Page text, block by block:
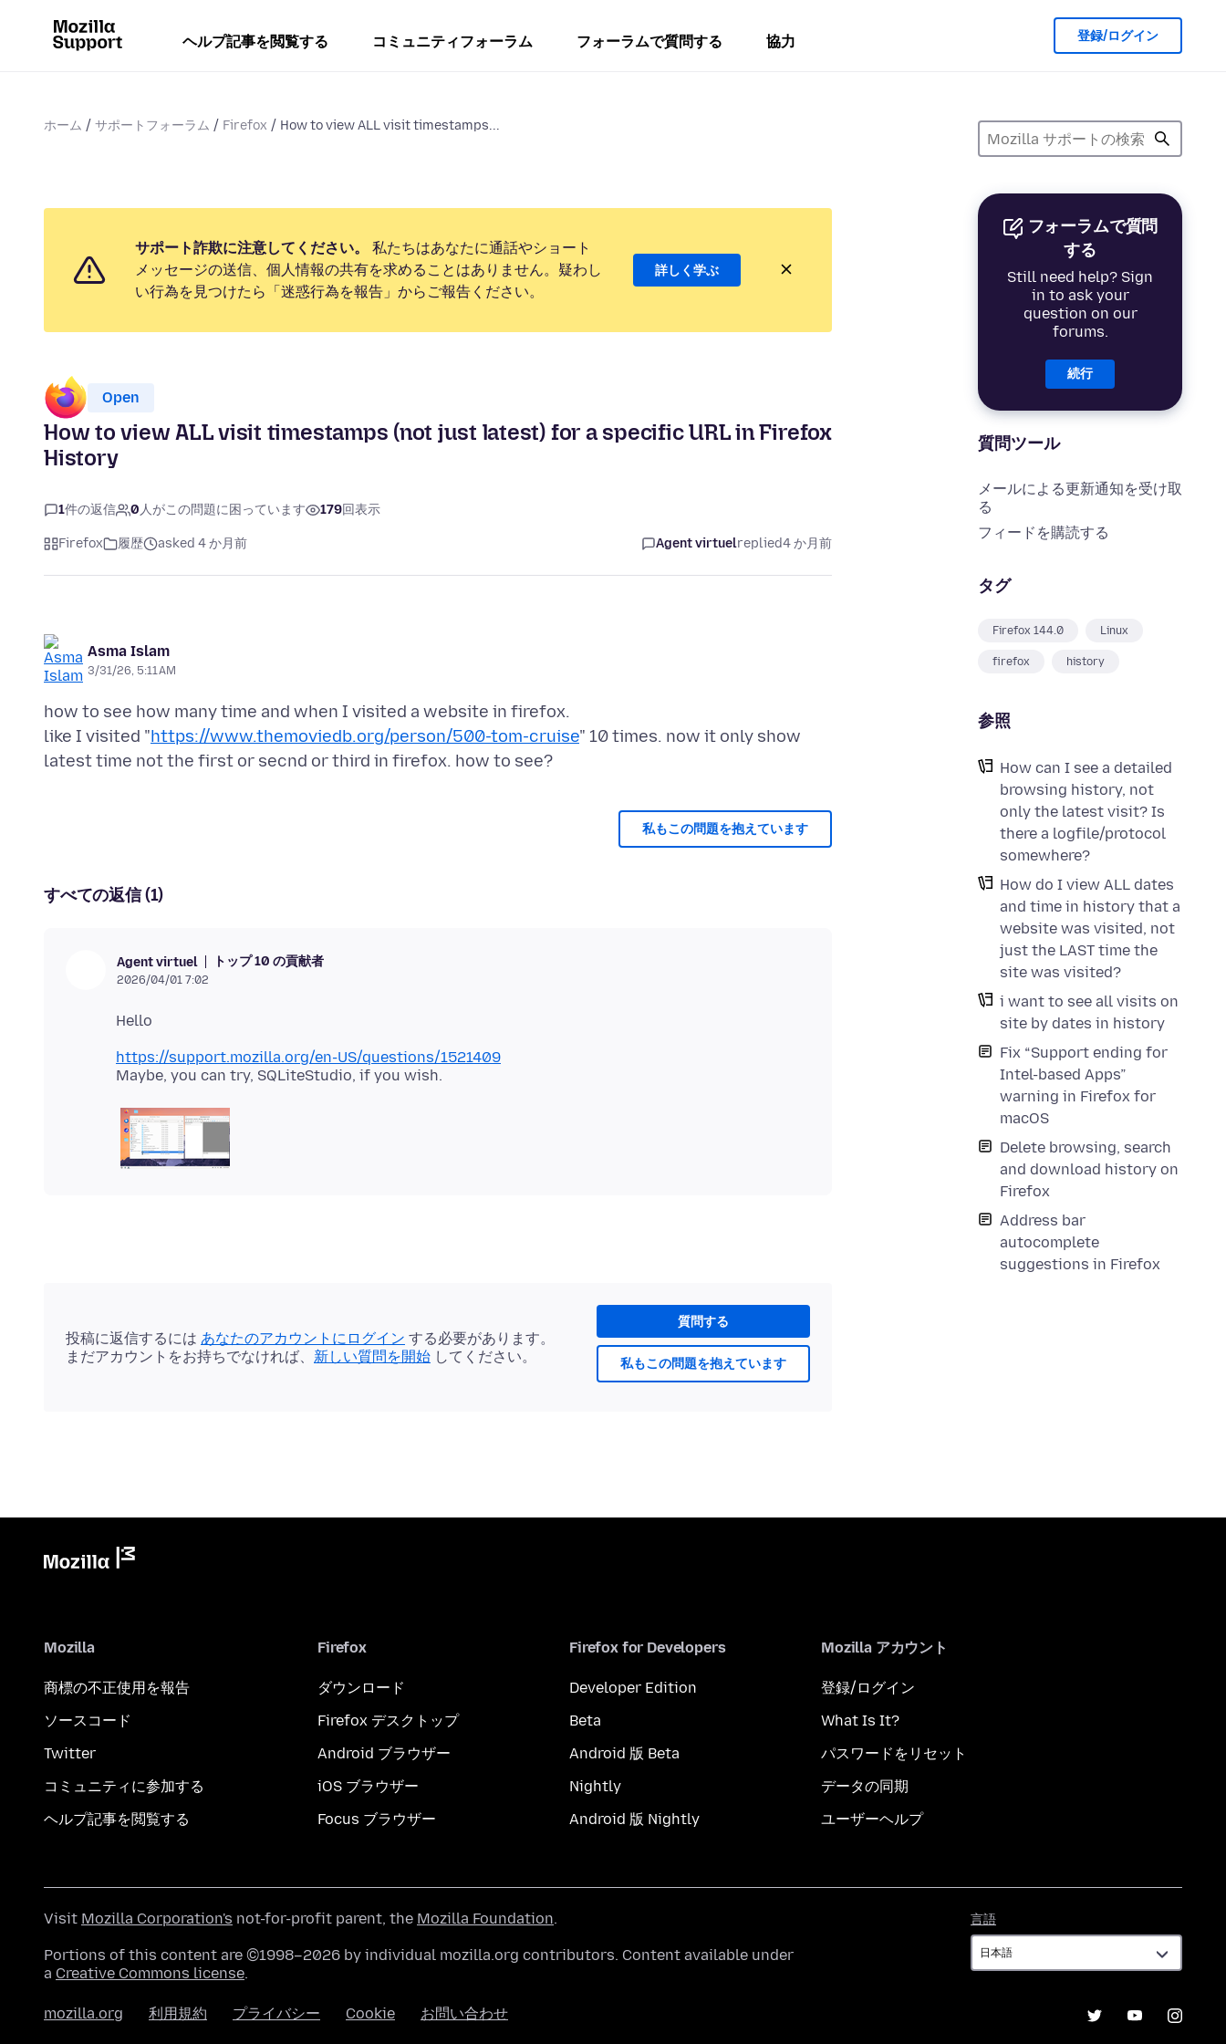
ヘルプ記事を閲覧する コミュニティフォーラム フォーラムで質問する 協力 登録/ログイン
ホーム サポートフォーラム Firefox How to view ALL visit timestamps...
フォーラムで質問
する
Still need help? Sign
in to ask your
question on our
forums.
続行
質問ツール
メールによる更新通知を受け取
る
フィードを購読する
タグ
Firefox 144.0 Linux
firefox history
参照
How can I see a detailed
browsing history, not
only the latest visit? Is
there a logfile/protocol
somewhere?
How do I view ALL dates
and time in history that a
website was visited, not
just the LAST time the
site was visited?
i want to see all visits on
site by dates in history
Fix “Support ending for
Intel-based Apps”
warning in Firefox for
macOS
Delete browsing, search
and download history on
Firefox
Address bar
autocomplete
suggestions in Firefox
サポート詐欺に注意してください。
私たちはあなたに通話やショート
メッセージの送信、個人情報の共有を求めることはありません。疑わし
い行為を見つけたら「迷惑行為を報告」からご報告ください。
詳しく学ぶ
Open
How to view ALL visit timestamps (not just latest) for a specific URL in Firefox
History
1件の返信 0人がこの問題に困っています 179回表示
Firefox 履歴 asked 4 か月前 Agent virtuelreplied4 か月前
Asma Islam
3/31/26, 5:11 AM
how to see how many time and when I visited a website in firefox.
like I visited "https://www.themoviedb.org/person/500-tom-cruise" 10 times. now it only show
私もこの問題を抱えています
すべての返信 (1)
Agent virtuel トップ 10 の貢献者
2026/04/01 7:02
https://support.mozilla.org/en-US/questions/1521409
質問する
私もこの問題を抱えています
投稿に返信するには あなたのアカウントにログイン する必要があります。
まだアカウントをお持ちでなければ、 新しい質問を開始 してください。
Mozilla
商標の不正使用を報告
ソースコード
Twitter
コミュニティに参加する
ヘルプ記事を閲覧する
Firefox
ダウンロード
Firefox デスクトップ
Android ブラウザー
iOS ブラウザー
Focus ブラウザー
Firefox for Developers
Developer Edition
Beta
Android 版 Beta
Nightly
Android 版 Nightly
Mozilla アカウント
登録/ログイン
What Is It?
パスワードをリセット
データの同期
ユーザーヘルプ
言語
語
Visit Mozilla Corporation's not-for-profit parent, the Mozilla Foundation.
Portions of this content are ©1998–2026 by individual mozilla.org contributors. Content available under
a Creative Commons license.
mozilla.org 利用規約 プライバシー Cookie お問い合わせ